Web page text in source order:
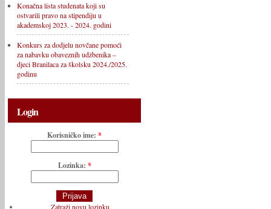
Konačna lista studenata koji su
ostvarili pravo na stipendiju u
akademskoj 2023. - 2024. godini
Konkurs za dodjelu novčane pomoći
za nabavku obaveznih udžbenika –
djeci Branilaca za školsku 2024./2025.
godinu
Login
Korisničko ime: *
Lozinka: *
Zatraži novu lozinku